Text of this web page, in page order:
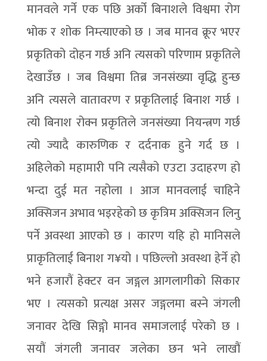
मानवले गर्ने एक पछि अर्को बिनाशले विश्वमा रोग
भोक र शोक निम्त्याएको छ । जब मानव क्रूर भएर
प्रकृतिको दोहन गर्छ अनि त्यसको परिणाम प्रकृतिले
देखाउँछ । जब विश्वमा तिब्र जनसंख्या वृद्धि हुन्छ
अनि त्यसले वातावरण र प्रकृतिलाई बिनाश गर्छ ।
त्यो बिनाश रोक्न प्रकृतिले जनसंख्या नियन्त्रण गर्छ
त्यो ज्यादै कारुणिक र दर्दनाक हुने गर्द छ ।
अहिलेको महामारी पनि त्यसैको एउटा उदाहरण हो
भन्दा दुई मत नहोला । आज मानवलाई चाहिने
अक्सिजन अभाव भइरहेको छ कृत्रिम अक्सिजन लिनु
पर्ने अवस्था आएको छ । कारण यहि हो मानिसले
प्राकृतिलाई बिनाश ग¥यो । पछिल्लो अवस्था हेर्ने हो
भने हजारौं हेक्टर वन जङ्गल आगलागीको सिकार
भए । त्यसको प्रत्यक्ष असर जङ्गलमा बस्ने जंगली
जनावर देखि सिङ्गो मानव समाजलाई परेको छ ।
सयौं जंगली जनावर जलेका छन भने लाखौं